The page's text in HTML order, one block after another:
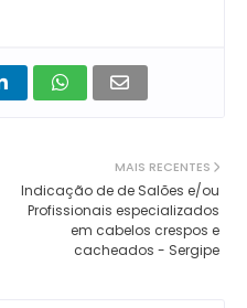
MAIS RECENTES
Indicação de de Salões e/ou
Profissionais especializados
em cabelos crespos e
cacheados - Sergipe